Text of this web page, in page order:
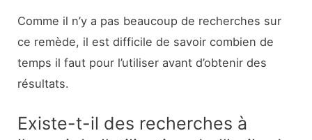
Comme il n’y a pas beaucoup de recherches sur
ce remède, il est difficile de savoir combien de
temps il faut pour l’utiliser avant d’obtenir des
résultats.
Existe-t-il des recherches à